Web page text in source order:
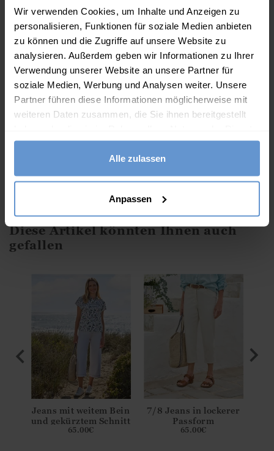
Wir verwenden Cookies, um Inhalte und Anzeigen zu
personalisieren, Funktionen für soziale Medien anbieten
zu können und die Zugriffe auf unsere Website zu
analysieren. Außerdem geben wir Informationen zu Ihrer
Verwendung unserer Website an unsere Partner für
soziale Medien, Werbung und Analysen weiter. Unsere
Partner führen diese Informationen möglicherweise mit
weiteren Daten zusammen, die Sie ihnen bereitgestellt
gesammelt haben.
Alle zulassen
Anpassen
Gummizug am hinteren Bund
Praktische Taschen
Gürtelschlaufen
Knopf und Reißverschluss am Bund
61cm Innenbeinlänge
Model trägt Größe EU 36
Maschinenwaschbar - Bitte befolgen Sie die Anweisungen
Diese Artikel könnten Ihnen auch
gefallen
Jeans mit weitem Bein
und gekürztem Schnitt
65.00€
7/8 Jeans in lockerer
Passform
65.00€